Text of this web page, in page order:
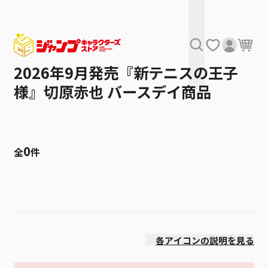
2026年9月発売『新テニスの王子
様』切原赤也 バースデイ商品
全0件
各アイコンの説明を見る